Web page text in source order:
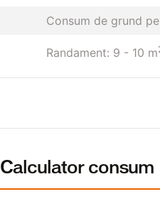
Consum de grund
Randament: 9 - 10 m
Calculator consum